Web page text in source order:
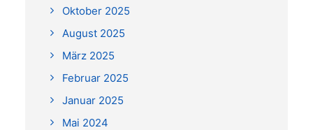
Oktober 2025
August 2025
März 2025
Februar 2025
Januar 2025
Mai 2024